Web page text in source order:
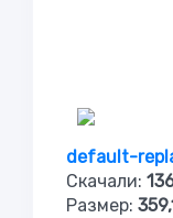
default-
Скачали:
Размер: